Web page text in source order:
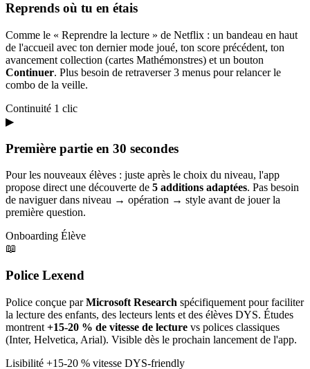
Reprends où tu en étais
Comme le « Reprendre la lecture » de Netflix : un bandeau en haut
de l'accueil avec ton dernier mode joué, ton score précédent, ton
avancement collection (cartes Mathémonstres) et un bouton
Continuer. Plus besoin de retraverser 3 menus pour relancer le
combo de la veille.
Continuité 1 clic
▶
Première partie en 30 secondes
Pour les nouveaux élèves : juste après le choix du niveau, l'app
propose direct une découverte de 5 additions adaptées. Pas besoin
de naviguer dans niveau → opération → style avant de jouer la
première question.
Onboarding Élève
📖
Police Lexend
Police conçue parMicrosoft Research spécifiquement pour faciliter
la lecture des enfants, des lecteurs lents et des élèves DYS. Études
montrent +15-20 % de vitesse de lecture vs polices classiques
(Inter, Helvetica, Arial). Visible dès le prochain lancement de l'app.
Lisibilité +15-20 % vitesse DYS-friendly